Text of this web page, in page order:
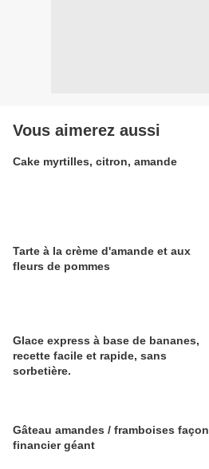
Vous aimerez aussi
Cake myrtilles, citron, amande
Tarte à la crème d'amande et aux
fleurs de pommes
Glace express à base de bananes,
recette facile et rapide, sans
sorbetière.
Gâteau amandes / framboises façon
financier géant